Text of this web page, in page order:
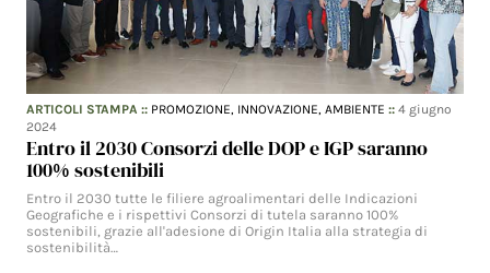
ARTICOLI STAMPA :: PROMOZIONE, INNOVAZIONE,AMBIENTE ::4 giugno
2024
Entro il 2030 Consorzi delle DOP e IGP saranno
100% sostenibili
Entro il 2030 tutte le filiere agroalimentari delle Indicazioni
Geografiche e i rispettivi Consorzi di tutela saranno 100%
sostenibili, grazie all'adesione di Origin Italia alla strategia di
sostenibilità…